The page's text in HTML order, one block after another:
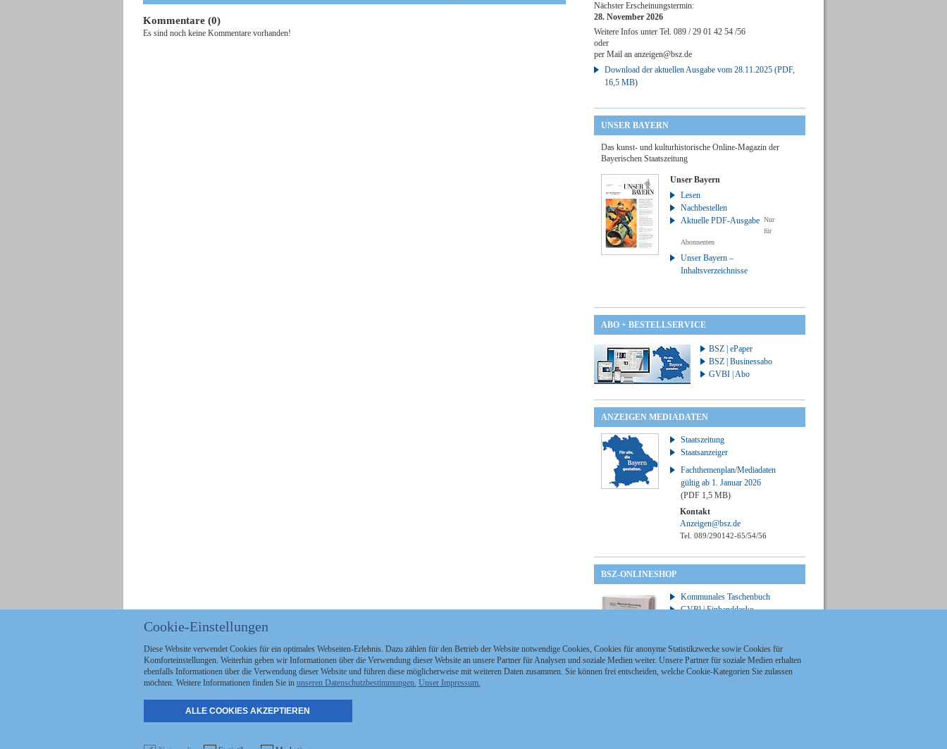
Kommentare (0)
Es sind noch keine Kommentare vorhanden!
Nächster Erscheinungstermin:
28. November 2026
Weitere Infos unter Tel. 089 / 29 01 42 54 /56
oder
per Mail an anzeigen@bsz.de
Download der aktuellen Ausgabe vom 28.11.2025 (PDF,
16,5 MB)
UNSER BAYERN
Das kunst- und kulturhistorische Online-Magazin der
Bayerischen Staatszeitung
Unser Bayern
Lesen
Nachbestellen
Aktuelle PDF-Ausgabe Nur
für
Abonnenten
Unser Bayern –
Inhaltsverzeichnisse
ABO + BESTELLSERVICE
BSZ | ePaper
BSZ | Businessabo
GVBI | Abo
ANZEIGEN MEDIADATEN
Staatszeitung
Staatsanzeiger
Fachthemenplan/Mediadaten
gültig ab 1. Januar 2026
(PDF 1,5 MB)
Kontakt
Anzeigen@bsz.de
Tel. 089/290142-65/54/56
BSZ-ONLINESHOP
Kommunales Taschenbuch
GVBl | Einbanddecke
Politik
Wirtschaft
Stellenmarkt
Shop
Anzeigen Staatszeitung
Cookie-Einstellungen
Diese Website verwendet Cookies für ein optimales Webseiten-Erlebnis. Dazu zählen für den Betrieb der Website notwendige Cookies, Cookies für anonyme Statistikzwecke sowie Cookies für
Komforteinstellungen. Weiterhin geben wir Informationen über die Verwendung dieser Website an unsere Partner für Analysen und soziale Medien weiter. Unsere Partner für soziale Medien erhalten
ebenfalls Informationen über die Verwendung dieser Website und führen diese möglicherweise mit weiteren Daten zusammen. Sie können frei entscheiden, welche Cookie-Kategorien Sie zulassen
möchten. Weitere Informationen finden Sie in unseren Datenschutzbestimmungen. Unser Impressum.
ALLE COOKIES AKZEPTIEREN